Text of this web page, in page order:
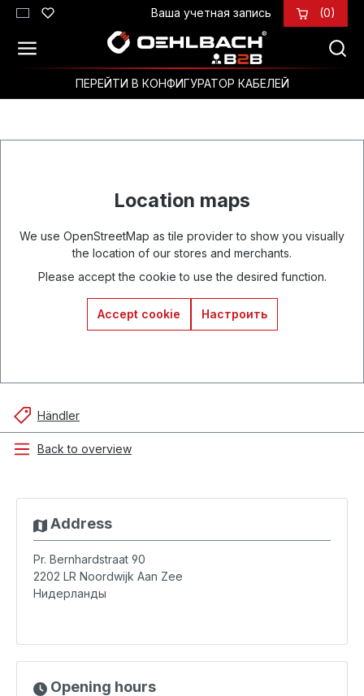
Перейти к основному содержанию
Ваша учетная запись (0)
ПЕРЕЙТИ В КОНФИГУРАТОР КАБЕЛЕЙ
Location maps
We use OpenStreetMap as tile provider to show you visually
the location of our stores and merchants.
Please accept the cookie to use the desired function.
Accept cookie Настроить
Händler
Back to overview
Address
Pr. Bernhardstraat 90
2202 LR Noordwijk Aan Zee
Нидерланды
Opening hours